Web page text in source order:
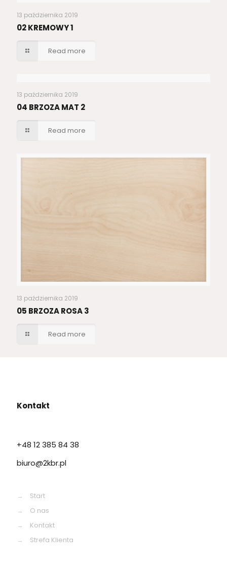
13 października 2019
02 KREMOWY 1
Read more
13 października 2019
04 BRZOZA MAT 2
Read more
13 października 2019
05 BRZOZA ROSA 3
Read more
Kontakt
+48 12 385 84 38
biuro@2kbr.pl
→
Start
→
O nas
→
Kontakt
→
Strefa Klienta